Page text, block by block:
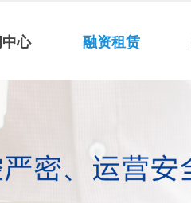
心 融资租赁